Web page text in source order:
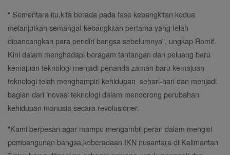
" Sementara itu,kita berada pada fase kebangkitan kedua
melanjutkan semangat kebangkitan pertama yang telah
dipancangkan para pendiri bangsa sebelumnya", ungkap Romif.
Kini dalam menghadapi beragam tantangan dan peluang baru
kemajuan teknologi menjadi penanda zaman baru kemajuan
teknologi telah menghampiri kehidupan sehari-hari dan menjadi
bagian dari inovasi teknologi dalam mendorong perubahan
kehidupan manusia secara revolusioner.
"Kami berpesan agar mampu mengambil peran dalam mengisi
pembangunan bangsa,keberadaan IKN nusantara di Kalimantan